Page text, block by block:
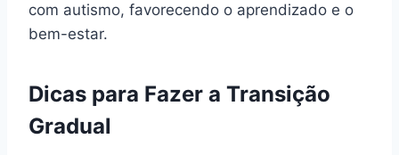
com autismo, favorecendo o aprendizado e o
bem-estar.
Dicas para Fazer a Transição
Gradual